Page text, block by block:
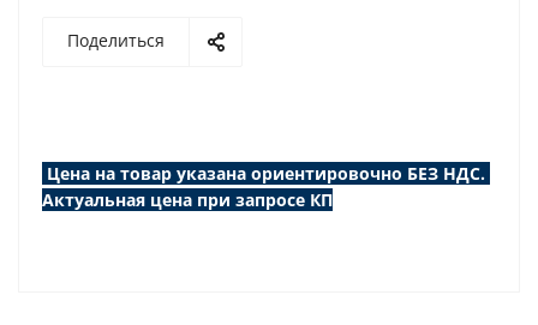
Поделиться
Цена на товар указана ориентировочно БЕЗ НДС.
Актуальная цена при запросе КП